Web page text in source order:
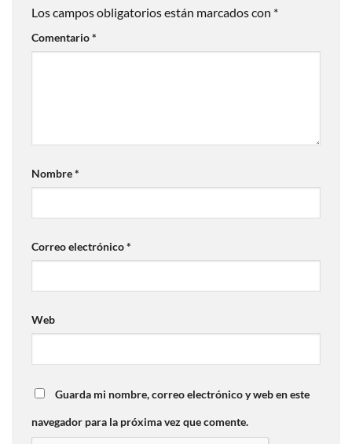
Los campos obligatorios están marcados con *
Comentario*
Nombre*
Correo electrónico*
Web
Guarda mi nombre, correo electrónico y web en este
navegador para la próxima vez que comente.